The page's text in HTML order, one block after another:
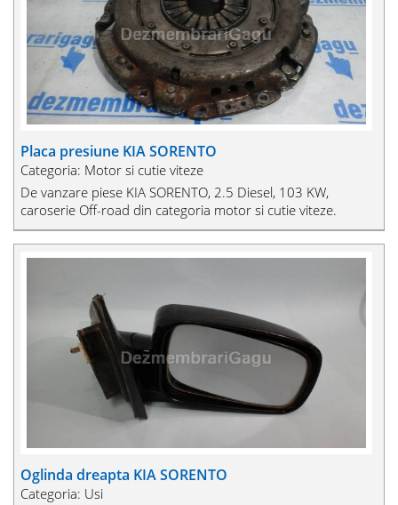
Placa presiune KIA SORENTO
Categoria: Motor si cutie viteze
De vanzare piese KIA SORENTO, 2.5 Diesel, 103 KW,
caroserie Off-road din categoria motor si cutie viteze.
Oglinda dreapta KIA SORENTO
Categoria: Usi